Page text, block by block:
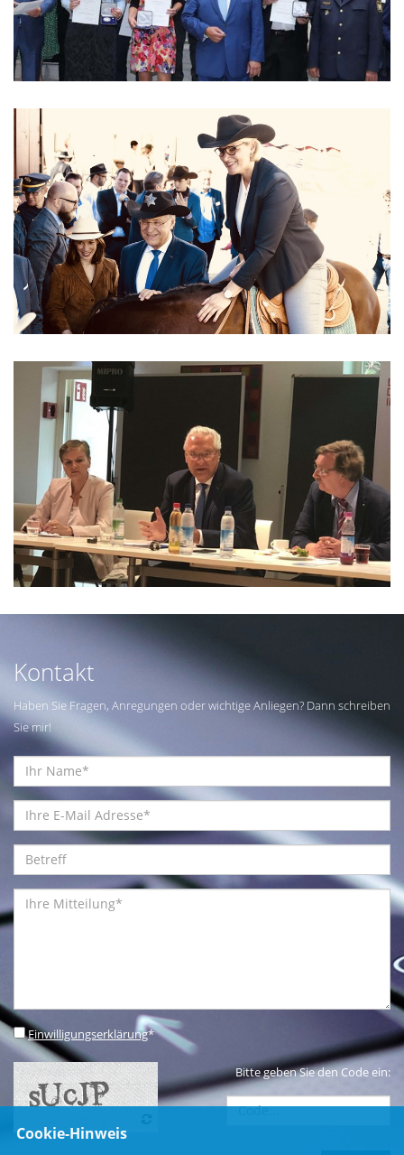
Kontakt
Haben Sie Fragen, Anregungen oder wichtige Anliegen? Dann schreiben
Sie mir!
Einwilligungserklärung*
Bitte geben Sie den Code ein:
Cookie-Hinweis